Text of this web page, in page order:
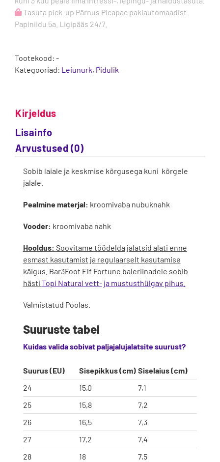
Tasuta pick-up Pärnus Picapac pakiautomaadist
Papiniidu 5a. Ligipääs 24/7.
Tootekood: -
Kategooriad: Leiunurk, Pidulik
Kirjeldus
Lisainfo
Arvustused (0)
Sobib laiale ja keskmise kõrgusega kuni kõrgele
jalale.
Pealmine materjal: kroomivaba nubuknahk
Vooder: kroomivaba nahk
Hooldus: Soovitame töödelda jalatsid alati enne
esmast kasutamist ja regulaarselt kasutamise
käigus. Bar3Foot Elf Fortune baleriinadele sobib
hästi Topi Natural vett- ja mustusthülgav pihus.
Valmistatud Poolas.
Suuruste tabel
Kuidas valida sobivat paljajalujalatsite suurust?
Suurus (EU) Sisepikkus (cm) Siselaius (cm)
24
15,0
7,1
25
15,8
7,2
26
16,5
7,3
27
17,2
7,4
28
18
7,5